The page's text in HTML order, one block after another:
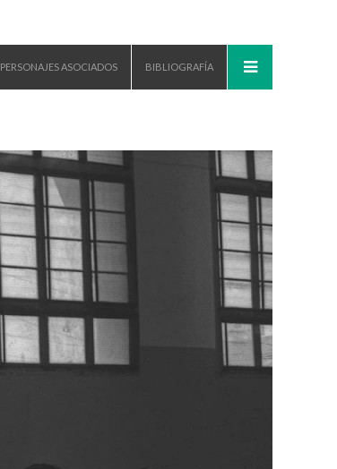
PERSONAJES ASOCIADOS BIBLIOGRAFÍA